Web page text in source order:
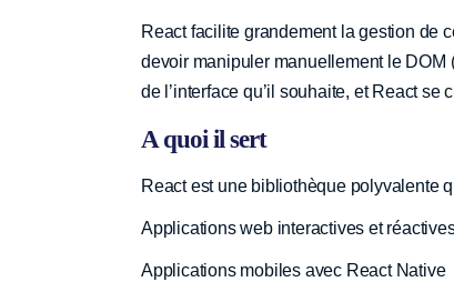
React facilite grandement la gestion de
devoir manipuler manuellement le
de l’interface qu’il souhaite, et React
A quoi il sert
React est une bibliothèque polyvalente
Applications web interactives et
Applications mobiles avec React Native